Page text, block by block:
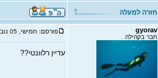
חזרה למעלה
gyorav
חבר בקהילה
פורסם: חמישי, 05 נוב', 2009 14:54
עדיין רלוונטי??